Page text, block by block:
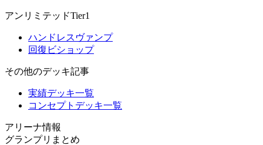
アンリミテッドTier1
ハンドレスヴァンプ
回復ビショップ
その他のデッキ記事
実績デッキ一覧
コンセプトデッキ一覧
アリーナ情報
グランプリまとめ